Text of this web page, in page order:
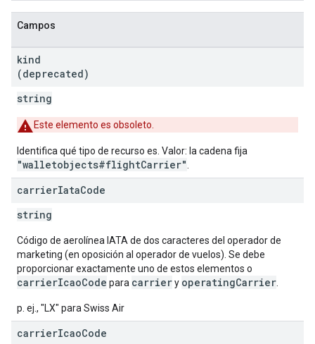
Campos
kind
(deprecated)
string
Este elemento es obsoleto.
Identifica qué tipo de recurso es. Valor: la cadena fija
"walletobjects#flightCarrier"
carrierIataCode
string
Código de aerolínea IATA de dos caracteres del operador de
marketing (en oposición al operador de vuelos). Se debe
proporcionar exactamente uno de estos elementos o
carrierIcaoCode para carriery operatingCarrier
p. ej., "LX" para Swiss Air
carrierIcaoCode